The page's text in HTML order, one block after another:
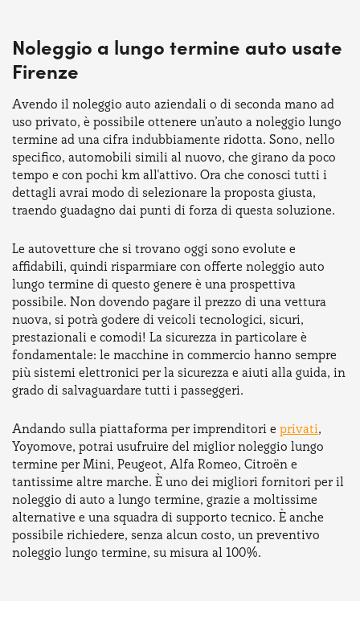
Noleggio a lungo termine auto usate
Firenze
Avendo il noleggio auto aziendali o di seconda mano ad
uso privato, è possibile ottenere un’auto a noleggio lungo
termine ad una cifra indubbiamente ridotta. Sono, nello
specifico, automobili simili al nuovo, che girano da poco
tempo e con pochi km all'attivo. Ora che conosci tutti i
dettagli avrai modo di selezionare la proposta giusta,
traendo guadagno dai punti di forza di questa soluzione.
Le autovetture che si trovano oggi sono evolute e
affidabili, quindi risparmiare con offerte noleggio auto
lungo termine di questo genere è una prospettiva
possibile. Non dovendo pagare il prezzo di una vettura
nuova, si potrà godere di veicoli tecnologici, sicuri,
prestazionali e comodi! La sicurezza in particolare è
fondamentale: le macchine in commercio hanno sempre
più sistemi elettronici per la sicurezza e aiuti alla guida, in
grado di salvaguardare tutti i passeggeri.
Andando sulla piattaforma per imprenditori e privati,
Yoyomove, potrai usufruire del miglior noleggio lungo
termine per Mini, Peugeot, Alfa Romeo, Citroën e
tantissime altre marche. È uno dei migliori fornitori per il
noleggio di auto a lungo termine, grazie a moltissime
alternative e una squadra di supporto tecnico. È anche
possibile richiedere, senza alcun costo, un preventivo
noleggio lungo termine, su misura al 100%.